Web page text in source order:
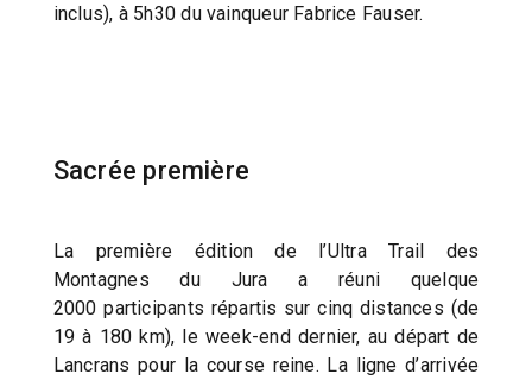
inclus), à 5h30 du vainqueur Fabrice Fauser.
Sacrée première
La première édition de l’Ultra Trail des
Montagnes du Jura a réuni quelque
2000 participants répartis sur cinq distances (de
19 à 180 km), le week-end dernier, au départ de
Lancrans pour la course reine. La ligne d’arrivée